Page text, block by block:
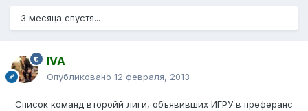
3 месяца спустя...
IVA
Опубликовано 12 февраля, 2013
Список команд второйй лиги, объявивших ИГРУ в преферанс